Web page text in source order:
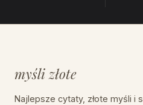
myśli złote
Najlepsze cytaty, złote myśli i